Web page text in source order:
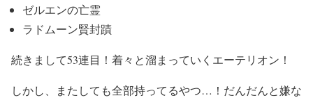
ゼルエンの亡霊
ラドムーン賢封蹟
続きまして53連目！着々と溜まっていくエーテリオン！
しかし、またしても全部持ってるやつ…！だんだんと嫌な